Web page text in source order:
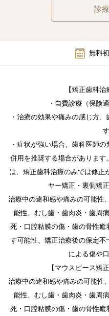
診
無料
【矯正歯科治
・自費診療（保険
・治療の効果や痛みの感じ方
す
・症状が強い場合、歯科医師
併用を推奨する場合がありま
は、矯正歯科治療のみでは修正
ヤー矯正・裏側矯
治療中の違和感や痛みの可能性
能性、むし歯・歯肉炎・歯周
死・口腔粘膜の傷・歯の骨性癒
す可能性、矯正治療後の保定
による傷や
【マウスピース矯
治療中の違和感や痛みの可能性
能性、むし歯・歯肉炎・歯周
死・口腔粘膜の傷・歯の骨性癒